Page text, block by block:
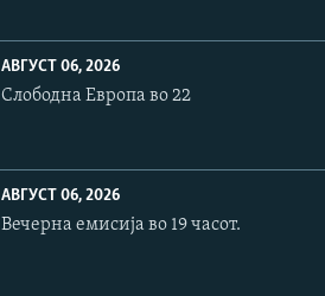
АВГУСТ 06, 2026
Слободна Европа во 22
АВГУСТ 06, 2026
Вечерна емисија во 19 часот.